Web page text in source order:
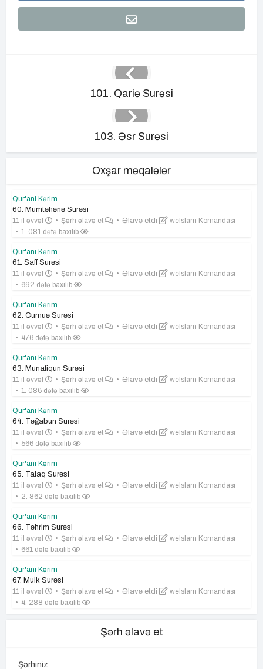
101. Qariə Surəsi
103. Əsr Surəsi
Oxşar məqalələr
Qur'ani Kərim
60. Mumtəhənə Surəsi
11 il əvvəl
Şərh əlavə et Əlavə etdi
weIslam Komandası
1. 081 dəfə baxılıb
Qur'ani Kərim
61. Saff Surəsi
11 il əvvəl
Şərh əlavə et Əlavə etdi
weIslam Komandası
692 dəfə baxılıb
Qur'ani Kərim
62. Cumuə Surəsi
11 il əvvəl
Şərh əlavə et Əlavə etdi
weIslam Komandası
476 dəfə baxılıb
Qur'ani Kərim
63. Munafiqun Surəsi
11 il əvvəl
Şərh əlavə et Əlavə etdi
weIslam Komandası
1. 086 dəfə baxılıb
Qur'ani Kərim
64. Təğabun Surəsi
11 il əvvəl
Şərh əlavə et Əlavə etdi
weIslam Komandası
566 dəfə baxılıb
Qur'ani Kərim
65. Talaq Surəsi
11 il əvvəl
Şərh əlavə et Əlavə etdi
weIslam Komandası
2. 862 dəfə baxılıb
Qur'ani Kərim
66. Təhrim Surəsi
11 il əvvəl
Şərh əlavə et Əlavə etdi
weIslam Komandası
661 dəfə baxılıb
Qur'ani Kərim
67. Mulk Surəsi
11 il əvvəl
Şərh əlavə et Əlavə etdi
weIslam Komandası
4. 288 dəfə baxılıb
Şərh əlavə et
Şərhiniz